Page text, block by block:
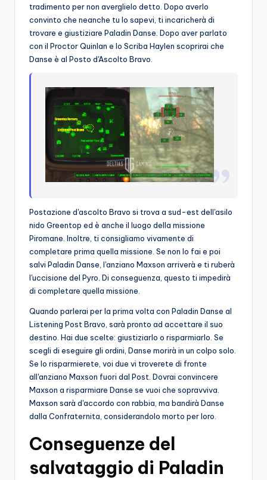
tradimento per non averglielo detto. Dopo averlo
convinto che neanche tu lo sapevi, ti incaricherà di
trovare e giustiziare Paladin Danse. Dopo aver parlato
con il Proctor Quinlan e lo Scriba Haylen scoprirai che
Danse è al Posto d'Ascolto Bravo.
Postazione d'ascolto Bravo si trova a sud-est dell'asilo
nido Greentop ed è anche il luogo della missione
Piromane. Inoltre, ti consigliamo vivamente di
completare prima quella missione. Se non lo fai e poi
salvi Paladin Danse, l'anziano Maxson arriverà e ti ruberà
l'uccisione del Pyro. Di conseguenza, questo ti impedirà
di completare quella missione.
Quando parlerai per la prima volta con Paladin Danse al
Listening Post Bravo, sarà pronto ad accettare il suo
destino. Hai due scelte: giustiziarlo o risparmiarlo. Se
scegli di eseguire gli ordini, Danse morirà in un colpo solo.
Se lo risparmierete, voi due vi troverete di fronte
all'anziano Maxson fuori dal Post. Dovrai convincere
Maxson a risparmiare Danse se vuoi che sopravviva.
Maxson sarà d'accordo con rabbia, ma bandirà Danse
dalla Confraternita, considerandolo morto per loro.
Conseguenze del
salvataggio di Paladin